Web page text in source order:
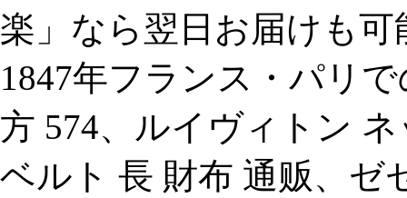
楽」なら翌日お届けも
1847年フランス・パリ
方 574、ルイヴィトン
ベルト 長 財布 通贩、ゼ